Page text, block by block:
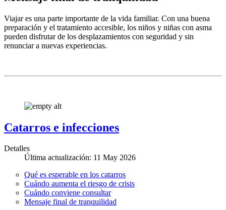
Viajar es una parte importante de la vida familiar. Con una buena
preparación y el tratamiento accesible, los niños y niñas con asma
pueden disfrutar de los desplazamientos con seguridad y sin
renunciar a nuevas experiencias.
Catarros e infecciones
Detalles
Última actualización: 11 May 2026
Qué es esperable en los catarros
Cuándo aumenta el riesgo de crisis
Cuándo conviene consultar
Mensaje final de tranquilidad